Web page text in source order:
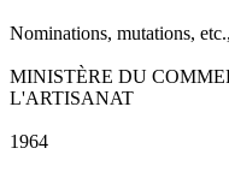
Nominations, mutations,
MINISTÈRE DU
L'ARTISANAT
1964